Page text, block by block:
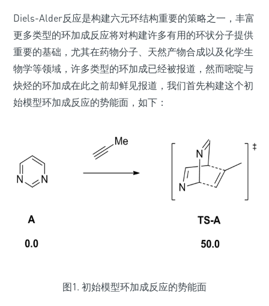
Diels-Alder反应是构建六元环结构重要的策略之一，丰富
更多类型的环加成反应将对构建许多有用的环状分子提供
重要的基础，尤其在药物分子、天然产物合成以及化学生
物学等领域，许多类型的环加成已经被报道，然而嘧啶与
炔烃的环加成在此之前却鲜见报道，我们首先构建这个初
始模型环加成反应的势能面，如下：
图1. 初始模型环加成反应的势能面